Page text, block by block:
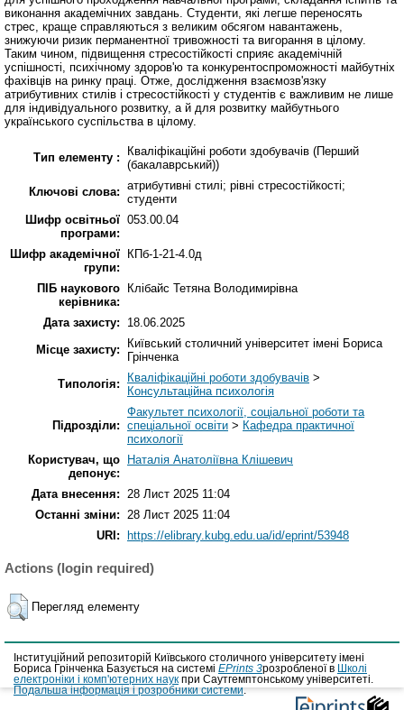
виконання академічних завдань. Студенти, які легше переносять
стрес, краще справляються з великим обсягом навантажень,
знижуючи ризик перманентної тривожності та вигорання в цілому.
Таким чином, підвищення стресостійкості сприяє академічній
успішності, психічному здоров'ю та конкурентоспроможності майбутніх
фахівців на ринку праці. Отже, дослідження взаємозв'язку
атрибутивних стилів і стресостійкості у студентів є важливим не лише
для індивідуального розвитку, а й для розвитку майбутнього
українського суспільства в цілому.
Тип елементу :
Кваліфікаційні роботи здобувачів (Перший
(бакалаврський))
Ключові слова: атрибутивні стилі; рівні стресостійкості;
студенти
Шифр освітньої
програми:
053.00.04
Шифр академічної
групи:
КПб-1-21-4.0д
ПІБ наукового
керівника:
Клібайс Тетяна Володимирівна
Дата захисту:
18.06.2025
Місце захисту:
Київський столичний університет імені Бориса
Грінченка
Типологія:
Кваліфікаційні роботи здобувачів >
Консультаційна психологія
Підрозділи:
Факультет психології, соціальної роботи та
спеціальної освіти > Кафедра практичної
психології
Користувач, що
депонує:
Наталія Анатоліївна Клішевич
Дата внесення: 28 Лист 2025 11:04
Останні зміни: 28 Лист 2025 11:04
URI:
https://elibrary.kubg.edu.ua/id/eprint/53948
Actions (login required)
Перегляд елементу
Інституційний репозиторій Київського столичного університету імені
Бориса Грінченка Базується на системі EPrints 3розробленої в
Школі
електроніки і комп'ютерних наук при Саутгемптонському університеті.
Подальша інформація і розробники системи.